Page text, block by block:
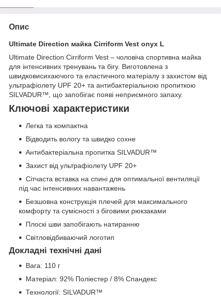
Опис
Ultimate Direction майка Cirriform Vest onyx L
Ultimate Direction Cirriform Vest – чоловіча спортивна майка
для інтенсивних тренувань та бігу. Виготовлена з
швидковисихаючого та еластичного матеріалу з захистом від
ультрафіолету UPF 20+ та антибактеріальною пропиткою
SILVADUR™, що запобігає появі неприємного запаху.
Ключові характеристики
Легка та компактна
Відводить вологу та швидко сохне
Антибактеріальна пропитка SILVADUR™
Захист від ультрафіолету UPF 20+
Сітчаста вставка на спині для оптимальної вентиляції
під час інтенсивних навантажень
Безшовна конструкція плечей для максимального
комфорту та сумісності з біговими рюкзаками
Плоскі шви запобігають натиранню
Світловідбиваючий логотип
Докладні технічні дані
Вага: 110 г
Матеріал: 92% Поліестер / 8% Спандекс
Технології: SILVADUR™